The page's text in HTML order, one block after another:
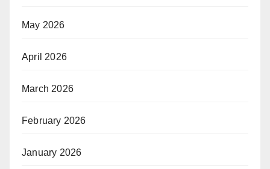
May 2026
April 2026
March 2026
February 2026
January 2026